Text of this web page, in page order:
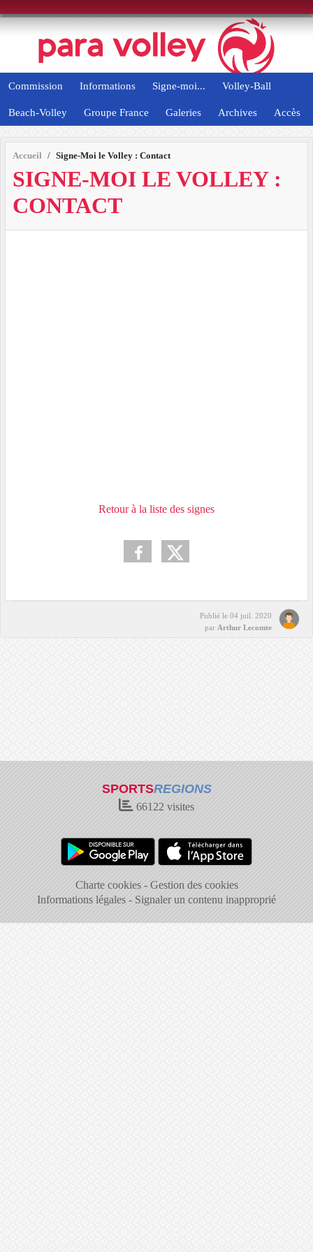
Commission Informations Signe-moi... Volley-Ball
Beach-Volley Groupe France Galeries Archives Accès
Accueil Signe-Moi le Volley : Contact
SIGNE-MOI LE VOLLEY :
CONTACT
Retour à la liste des signes
Publié le 04 juil. 2020
par Arthur Lecomte
SPORTSREGIONS
66122 visites
Charte cookies
Gestion des cookies
Informations légales
Signaler un contenu inapproprié